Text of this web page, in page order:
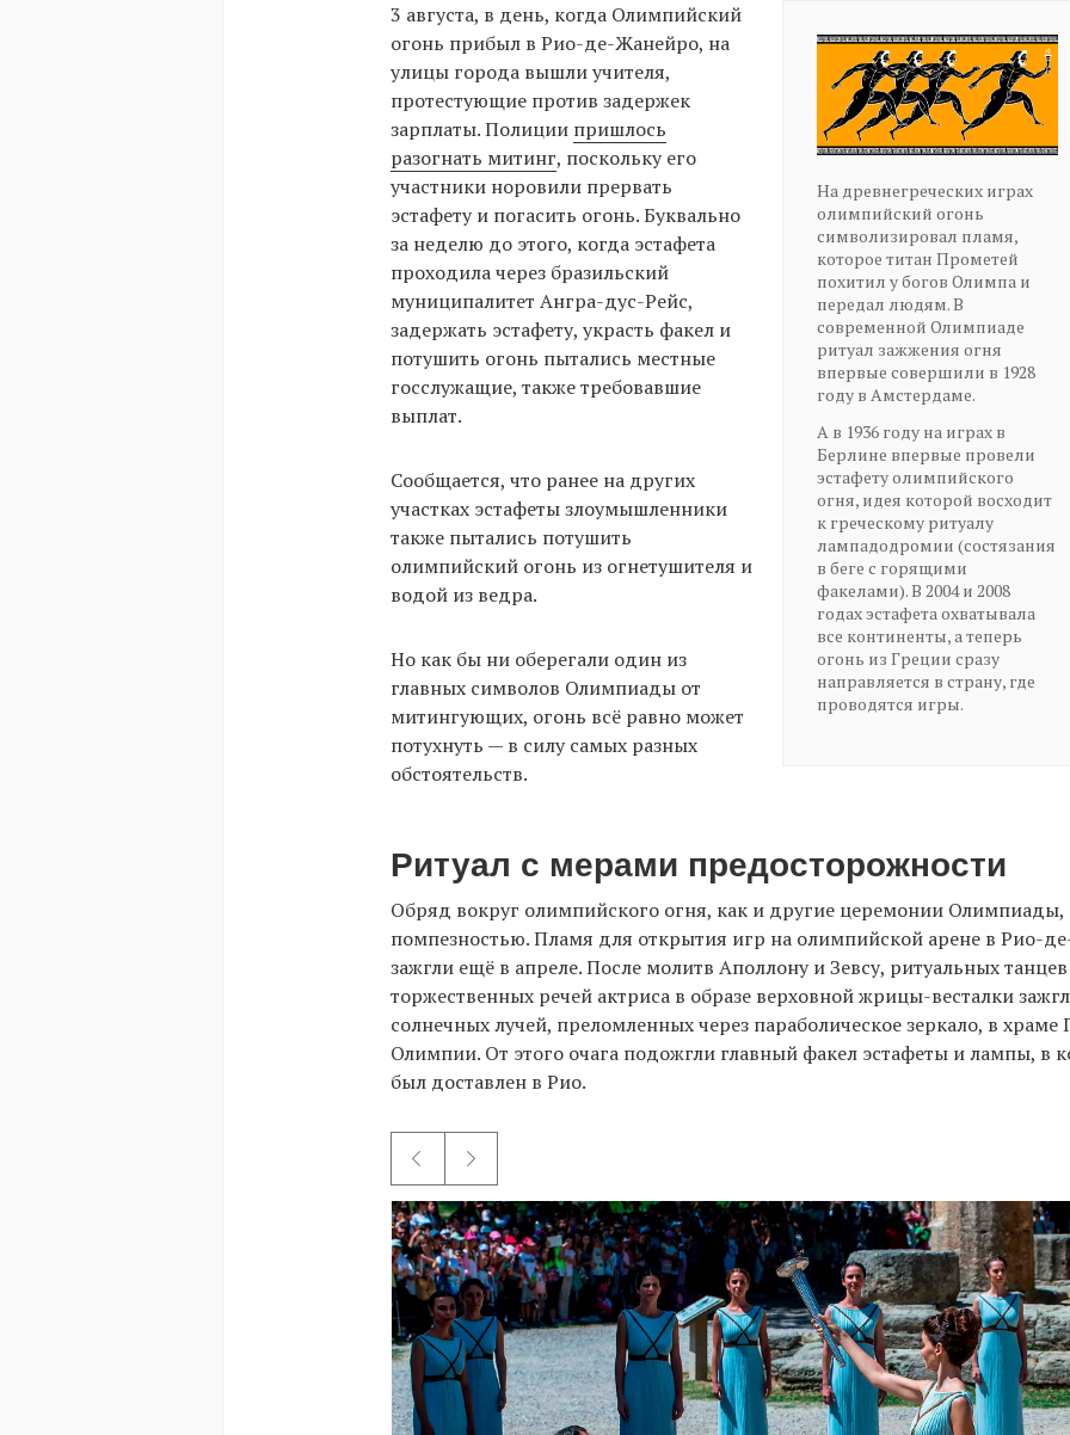
На древнегреческих играх
олимпийский огонь
символизировал пламя,
которое титан Прометей
похитил у богов Олимпа и
передал людям. В
современной Олимпиаде
ритуал зажжения огня
впервые совершили в 1928
году в Амстердаме.
А в 1936 году на играх в
Берлине впервые провели
эстафету олимпийского
огня, идея которой восходит
к греческому ритуалу
лампадодромии (состязания
в беге с горящими
факелами). В 2004 и 2008
годах эстафета охватывала
все континенты, а теперь
огонь из Греции сразу
направляется в страну, где
проводятся игры.
3 августа, в день, когда Олимпийский
огонь прибыл в Рио-де-Жанейро, на
улицы города вышли учителя,
протестующие против задержек
зарплаты. Полиции пришлось
разогнать митинг, поскольку его
участники норовили прервать
эстафету и погасить огонь. Буквально
за неделю до этого, когда эстафета
проходила через бразильский
муниципалитет Ангра-дус-Рейс,
задержать эстафету, украсть факел и
потушить огонь пытались местные
госслужащие, также требовавшие
выплат.
Сообщается, что ранее на других
участках эстафеты злоумышленники
также пытались потушить
олимпийский огонь из огнетушителя и
водой из ведра.
Но как бы ни оберегали один из
главных символов Олимпиады от
митингующих, огонь всё равно может
потухнуть — в силу самых разных
обстоятельств.
Ритуал с мерами предосторожности
Обряд вокруг олимпийского огня, как и другие церемонии Олимпиады,
помпезностью. Пламя для открытия игр на олимпийской арене в Рио-
зажгли ещё в апреле. После молитв Аполлону и Зевсу, ритуальных
торжественных речей актриса в образе верховной жрицы-весталки
солнечных лучей, преломленных через параболическое зеркало, в храме
Олимпии. От этого очага подожгли главный факел эстафеты и лампы, в
был доставлен в Рио.